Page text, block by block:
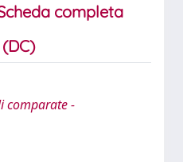
completa
comparate -